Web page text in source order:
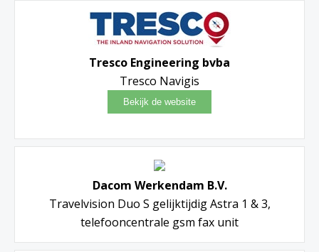
Tresco Engineering bvba
Tresco Navigis
Dacom Werkendam B.V.
Travelvision Duo S gelijktijdig Astra 1 & 3,
telefooncentrale gsm fax unit